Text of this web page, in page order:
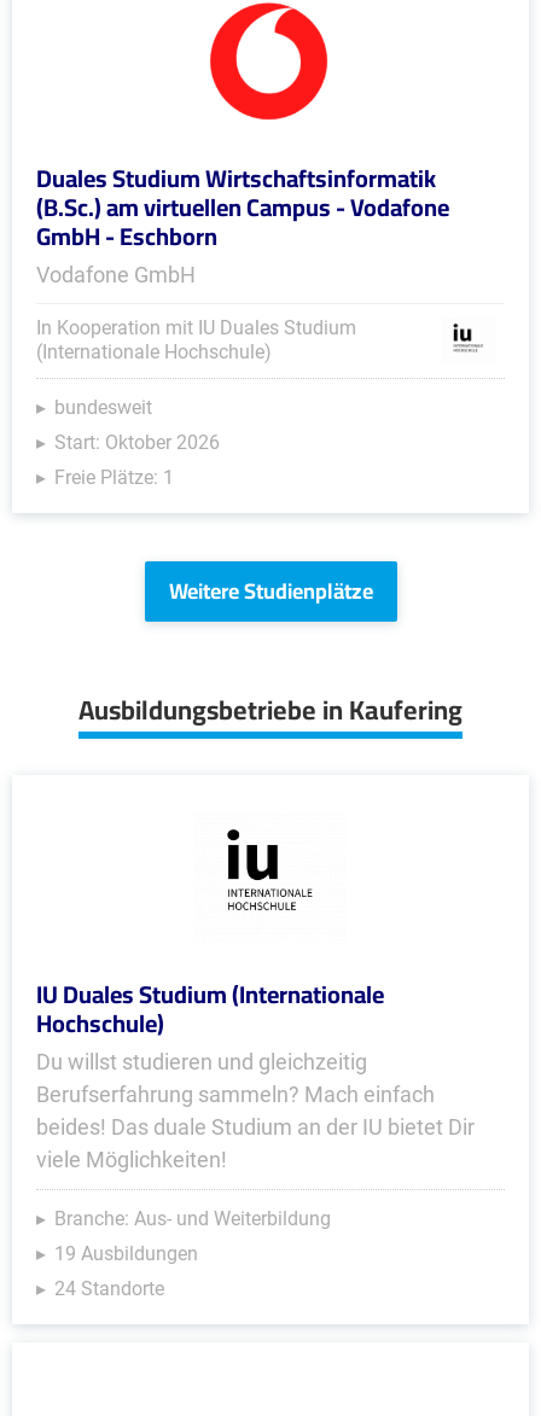
Duales Studium Wirtschaftsinformatik
(B.Sc.) am virtuellen Campus - Vodafone
GmbH - Eschborn
Vodafone GmbH
In Kooperation mit IU Duales Studium
(Internationale Hochschule)
bundesweit
Start: Oktober 2026
Freie Plätze: 1
Weitere Studienplätze
Ausbildungsbetriebe in Kaufering
IU Duales Studium (Internationale
Hochschule)
Du willst studieren und gleichzeitig
Berufserfahrung sammeln? Mach einfach
beides! Das duale Studium an der IU bietet Dir
viele Möglichkeiten!
Branche: Aus- und Weiterbildung
19 Ausbildungen
24 Standorte